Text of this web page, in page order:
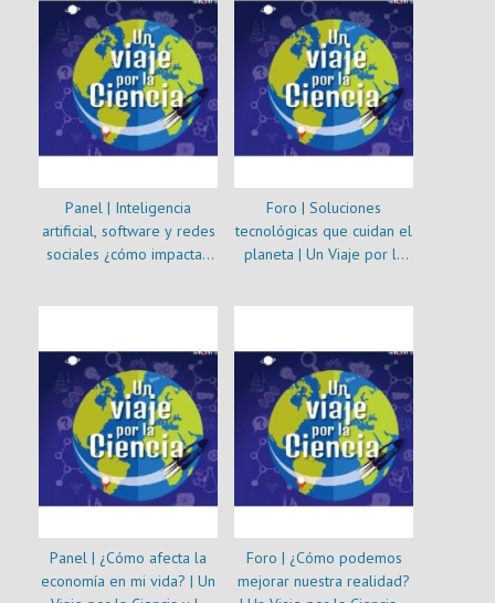
Panel | Inteligencia
artificial, software y redes
sociales ¿cómo impactan
Foro | Soluciones
tecnológicas que cuidan el
planeta | Un Viaje por la
Panel | ¿Cómo afecta la
economía en mi vida? | Un
Foro | ¿Cómo podemos
mejorar nuestra realidad?